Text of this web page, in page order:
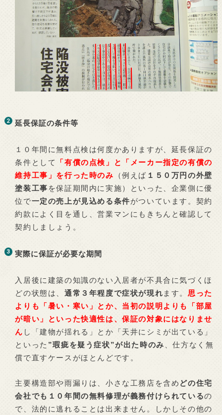
延長保証の条件等
１０年間に無料点検は何度かありますが、延長保証の
条件として
「有償の点検」と「メーカー指定の有償の
維持工事」を行った時のみ （例えば １５０万円の外壁
塗装工事 を保証期間内に実施）といった、企業側に優
位で一定の売上が見込める条件がついています。契約
約款によく目を通し、営業マンにもきちんと確認して
契約しましょう。
実際に保証が必要な期間
入居後に建築の知識のない入居者が不具合に気づくほ
どの状態は、通常３年程度で症状が現れ ます。思った
よりも「暑い・寒い」とか、当初の説明よりも「部屋
が暗い」といった快適性は、保証の対象にはなりませ
ん し「建物が揺れる」とか「天井にシミが出ている」
といった ”瑕疵を疑う症状”が出た時のみ
、仕方なく無
償で直すケースがほとんどです。
主要構造部や雨漏りは、小さな工務店を含め どの住宅
会社でも１０年間の無料修理が義務付けられているの
で、法的に逃れることは出来ません。しかしその他の